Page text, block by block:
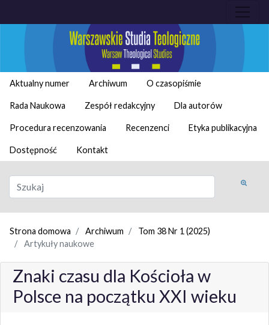
Aktualny numer Archiwum O czasopiśmie
Rada Naukowa Zespół redakcyjny Dla autorów
Procedura recenzowania Recenzenci Etyka publikacyjna
Dostępność Kontakt
Strona domowa Archiwum
Tom 38 Nr 1 (2025)
Artykuły naukowe
Znaki czasu dla Kościoła w
Polsce na początku XXI wieku